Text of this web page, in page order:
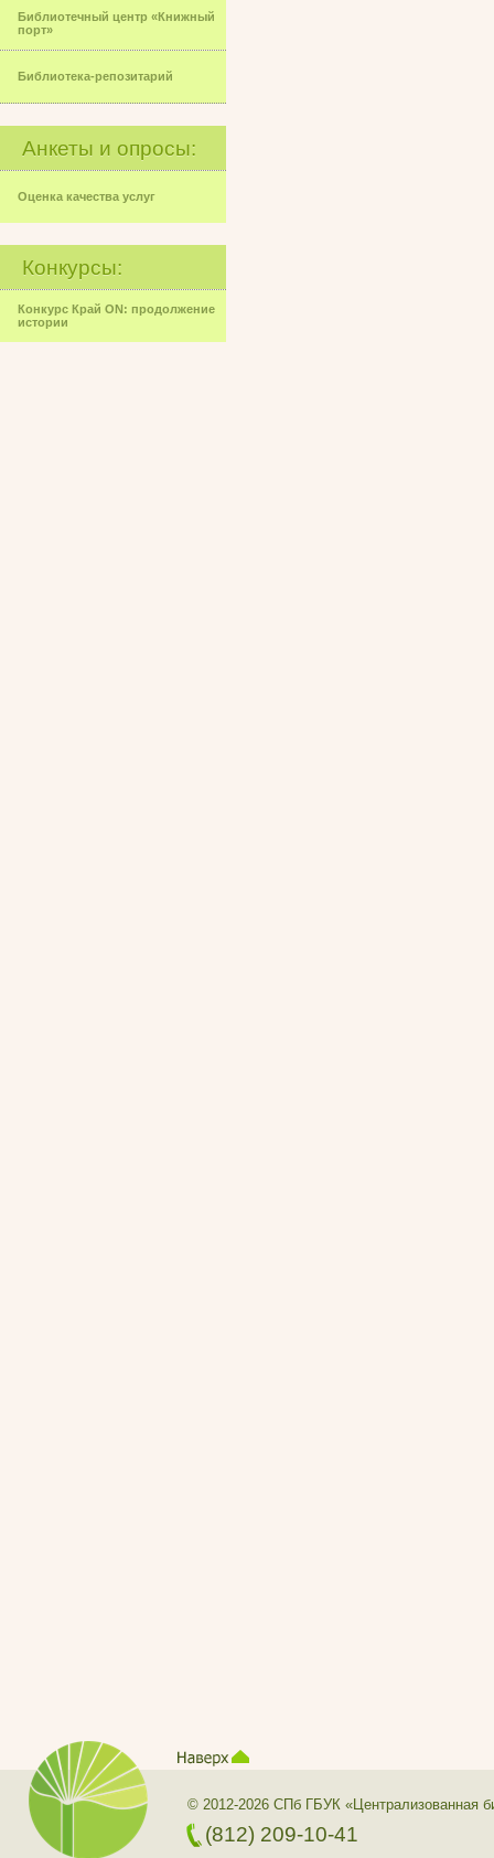
Библиотечный центр «Книжный
порт»
Библиотека-репозитарий
Анкеты и опросы:
Оценка качества услуг
Конкурсы:
Конкурс Край ON: продолжение
истории
© 2012-2026 СПб ГБУК «Централизованная
(812) 209-10-41